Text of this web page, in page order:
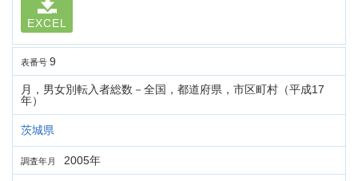
EXCEL
表番号 9
月，男女別転入者総数－全国，都道府県，市区町村（平成17
年）
茨城県
調査年月 2005年